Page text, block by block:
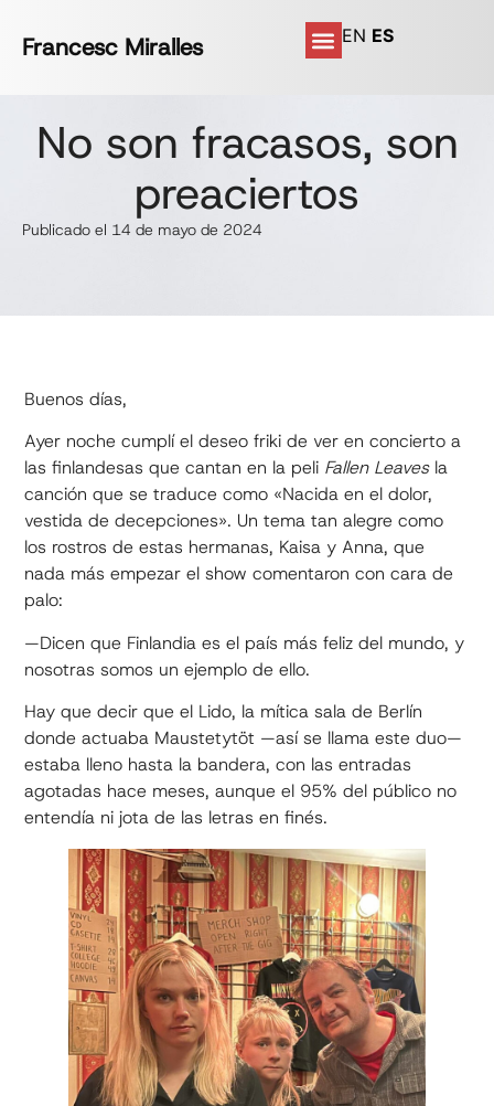
Francesc Miralles EN ES
No son fracasos, son
preaciertos
Publicado el 14 de mayo de 2024
Buenos días,
Ayer noche cumplí el deseo friki de ver en concierto a
las finlandesas que cantan en la peli Fallen Leavesla
canción que se traduce como «Nacida en el dolor,
vestida de decepciones». Un tema tan alegre como
los rostros de estas hermanas, Kaisa y Anna, que
nada más empezar el show comentaron con cara de
palo:
—Dicen que Finlandia es el país más feliz del mundo, y
nosotras somos un ejemplo de ello.
Hay que decir que el Lido, la mítica sala de Berlín
donde actuaba Maustetytöt —así se llama este duo—
estaba lleno hasta la bandera, con las entradas
agotadas hace meses, aunque el 95% del público no
entendía ni jota de las letras en finés.